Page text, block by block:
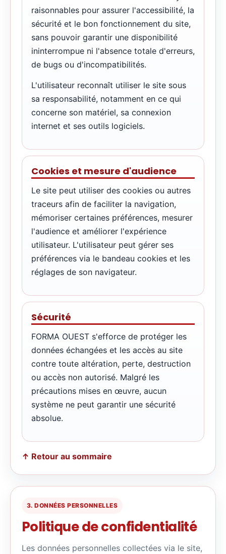
raisonnables pour assurer l'accessibilité, la
sécurité et le bon fonctionnement du site,
sans pouvoir garantir une disponibilité
ininterrompue ni l'absence totale d'erreurs,
de bugs ou d'incompatibilités.
L'utilisateur reconnaît utiliser le site sous
sa responsabilité, notamment en ce qui
concerne son matériel, sa connexion
internet et ses outils logiciels.
Cookies et mesure d'audience
Le site peut utiliser des cookies ou autres
traceurs afin de faciliter la navigation,
mémoriser certaines préférences, mesurer
l'audience et améliorer l'expérience
utilisateur. L'utilisateur peut gérer ses
préférences via le bandeau cookies et les
réglages de son navigateur.
Sécurité
FORMA OUEST s'efforce de protéger les
données échangées et les accès au site
contre toute altération, perte, destruction
ou accès non autorisé. Malgré les
précautions mises en œuvre, aucun
système ne peut garantir une sécurité
absolue.
↑ Retour au sommaire
3. DONNÉES PERSONNELLES
Politique de confidentialité
Les données personnelles collectées via le site,